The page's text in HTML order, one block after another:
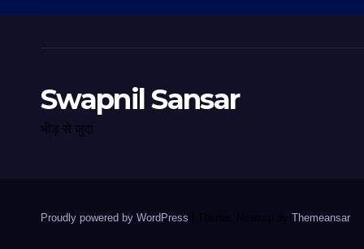
Swapnil Sansar
भीड़ से जुदा
Proudly powered by WordPress Theme: Newsup by Themeansar.